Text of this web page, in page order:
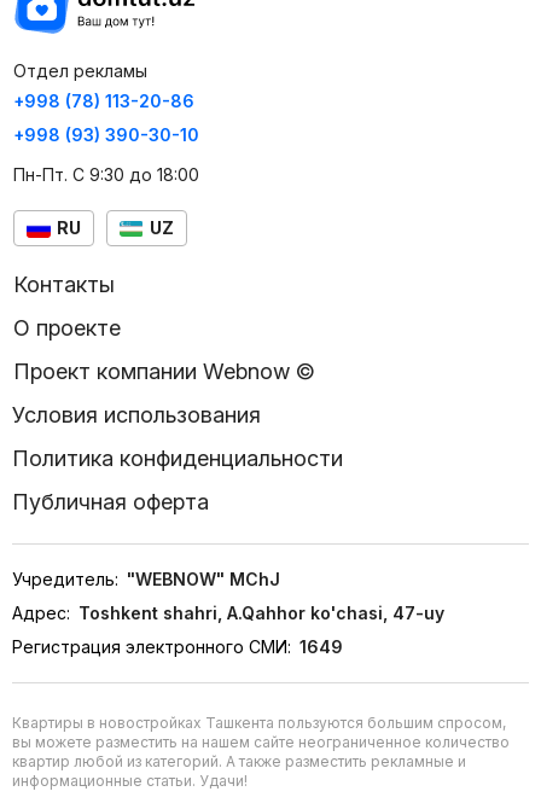
Отдел рекламы
+998 (78) 113-20-86
+998 (93) 390-30-10
Пн-Пт. С 9:30 до 18:00
RU UZ
Контакты
О проекте
Проект компании Webnow ©
Условия использования
Политика конфиденциальности
Публичная оферта
Учредитель: "WEBNOW" MChJ
Адрес: Toshkent shahri, A.Qahhor ko'chasi, 47-uy
Регистрация электронного СМИ: 1649
Квартиры в новостройках Ташкента пользуются большим спросом,
вы можете разместить на нашем сайте неограниченное количество
квартир любой из категорий. А также разместить рекламные и
информационные статьи. Удачи!